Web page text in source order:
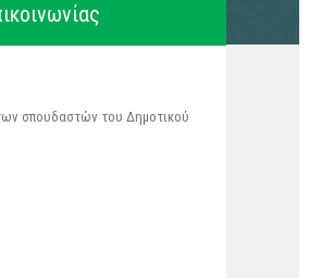
σπουδαστών του Δημοτικού